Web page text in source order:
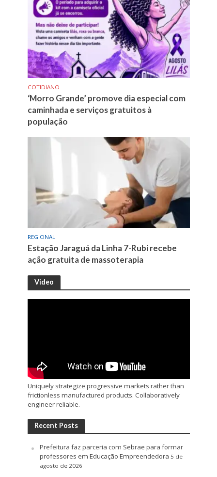
COTIDIANO
‘Morro Grande’ promove dia especial com
caminhada e serviços gratuitos à
população
REGIONAL
Estação Jaraguá da Linha 7-Rubi recebe
ação gratuita de massoterapia
Video
Uniquely strategize progressive markets rather than
frictionless manufactured products. Collaboratively
engineer reliable.
Recent Posts
Prefeitura faz parceria com Sebrae para formar
professores em Educação Empreendedora 5 de
agosto de 2026